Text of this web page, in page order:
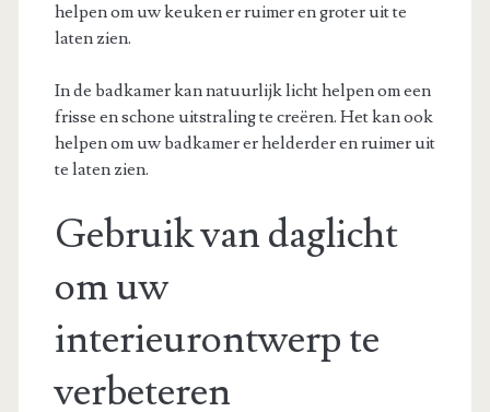
helpen om uw keuken er ruimer en groter uit te
laten zien.
In de badkamer kan natuurlijk licht helpen om een
frisse en schone uitstraling te creëren. Het kan ook
helpen om uw badkamer er helderder en ruimer uit
te laten zien.
Gebruik van daglicht
om uw
interieurontwerp te
verbeteren